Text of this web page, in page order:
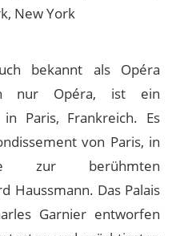
New York
bekannt als Opéra
nur Opéra, ist ein
Paris, Frankreich. Es
von Paris, in
zur berühmten
Haussmann. Das Palais
Garnier entworfen